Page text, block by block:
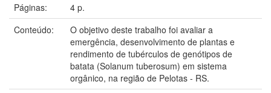
Páginas:
4 p.
Conteúdo:
O objetivo deste trabalho foi avaliar a
emergência, desenvolvimento de plantas e
rendimento de tubérculos de genótipos de
batata (Solanum tuberosum) em sistema
orgânico, na região de Pelotas - RS.